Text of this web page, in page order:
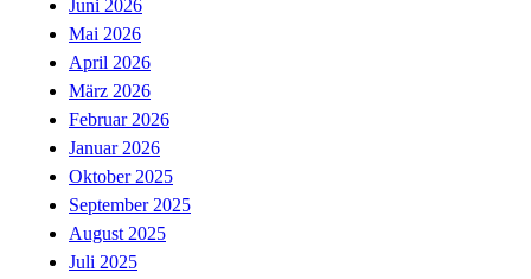
Juni 2026
Mai 2026
April 2026
März 2026
Februar 2026
Januar 2026
Oktober 2025
September 2025
August 2025
Juli 2025